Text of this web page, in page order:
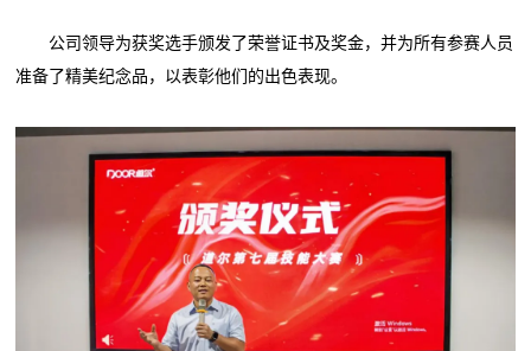
公司领导为获奖选手颁发了荣誉证书及奖金，并为所有参赛人员
准备了精美纪念品，以表彰他们的出色表现。